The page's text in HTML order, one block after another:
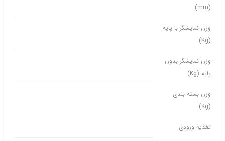
(mm)
وزن نمایشگر با پایه
(Kg)
وزن نمایشگر بدون
پایه (Kg)
وزن بسته بندی
(Kg)
تغذیه ورودی